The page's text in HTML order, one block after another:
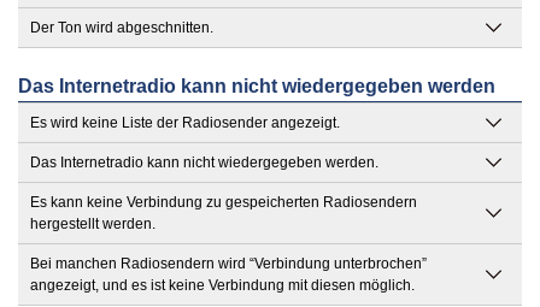
Der Ton wird abgeschnitten.
Das Internetradio kann nicht wiedergegeben werden
Es wird keine Liste der Radiosender angezeigt.
Das Internetradio kann nicht wiedergegeben werden.
Es kann keine Verbindung zu gespeicherten Radiosendern
hergestellt werden.
Bei manchen Radiosendern wird “Verbindung unterbrochen”
angezeigt, und es ist keine Verbindung mit diesen möglich.